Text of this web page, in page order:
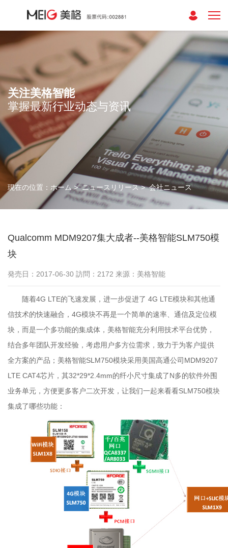
关注美格智能
掌握最新行业动态与资讯
現在の位置： ホーム> ニュースリリース> 会社ニュース
Qualcomm MDM9207集大成者--美格智能SLM750模
块
発売日：2017-06-30 訪問：2172 来源：美格智能
随着4G LTE的飞速发展，进一步促进了 4G LTE模块和其他通
信技术的快速融合，4G模块不再是一个简单的速率、通信及定位模
块，而是一个多功能的集成体，美格智能充分利用技术平台优势，
结合多年团队开发经验，考虑用户多方位需求，致力于为客户提供
全方案的产品；美格智能SLM750模块采用美国高通公司MDM9207
LTE CAT4芯片，其32*29*2.4mm的纤小尺寸集成了N多的软件外围
业务单元，方便更多客户二次开发，让我们一起来看看SLM750模块
集成了哪些功能：